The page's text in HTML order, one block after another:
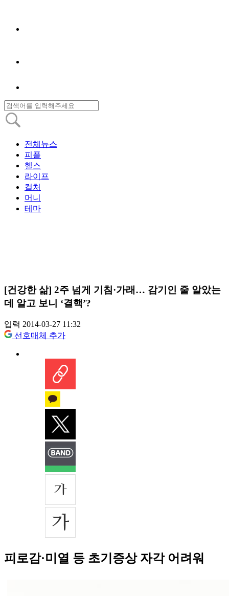
전체뉴스
피플
헬스
라이프
컬처
머니
테마
[건강한 삶] 2주 넘게 기침·가래… 감기인 줄 알았는
데 알고 보니 ‘결핵’?
입력 2014-03-27 11:32
선호매체 추가
피로감·미열 등 초기증상 자각 어려워